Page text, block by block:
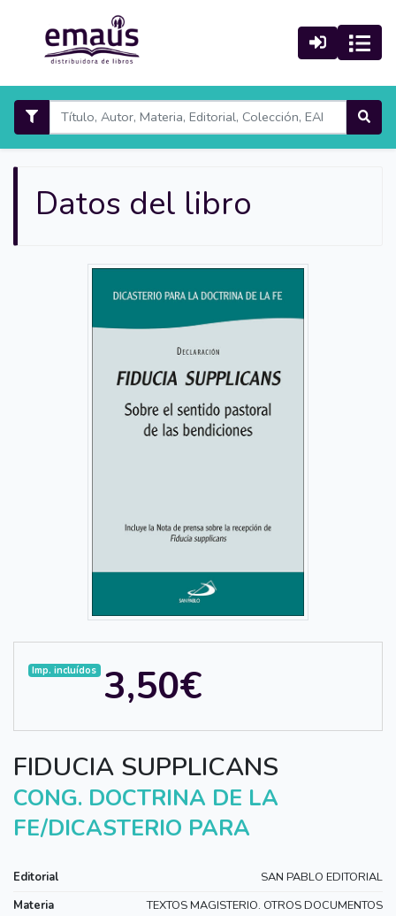
Datos del libro
FIDUCIA SUPPLICANS
CONG. DOCTRINA DE LA
FE/DICASTERIO PARA
Editorial
SAN PABLO EDITORIAL
Materia
TEXTOS MAGISTERIO. OTROS DOCUMENTOS
Imp. incluídos 3,50€